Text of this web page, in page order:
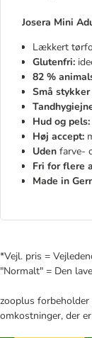
Josera Mini
Lækkert
Glutenfri:
82 %
Små
Hud og pels:
Høj accept:
Uden farve-
Fri for flere
Made in
*Vejl. pris =
"Normalt" = Den
zooplus
omkostninger, der